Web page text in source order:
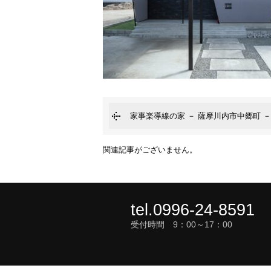
家事楽導線の家 － 薩摩川内市中郷町 －
関連記事がございません。
tel.0996-24-8591
受付時間 9：00～17：00